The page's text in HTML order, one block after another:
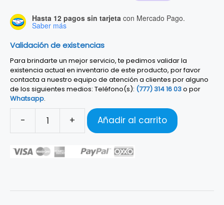
Hasta 12 pagos sin tarjeta con Mercado Pago.
Saber más
Validación de existencias
Para brindarte un mejor servicio, te pedimos validar la
existencia actual en inventario de este producto, por favor
contacta a nuestro equipo de atención a clientes por alguno
de los siguientes medios: Teléfono(s): (777) 314 16 03o por
Whatsapp.
-
Guitarra
Martin,
Sitka
+ Añadir al carrito